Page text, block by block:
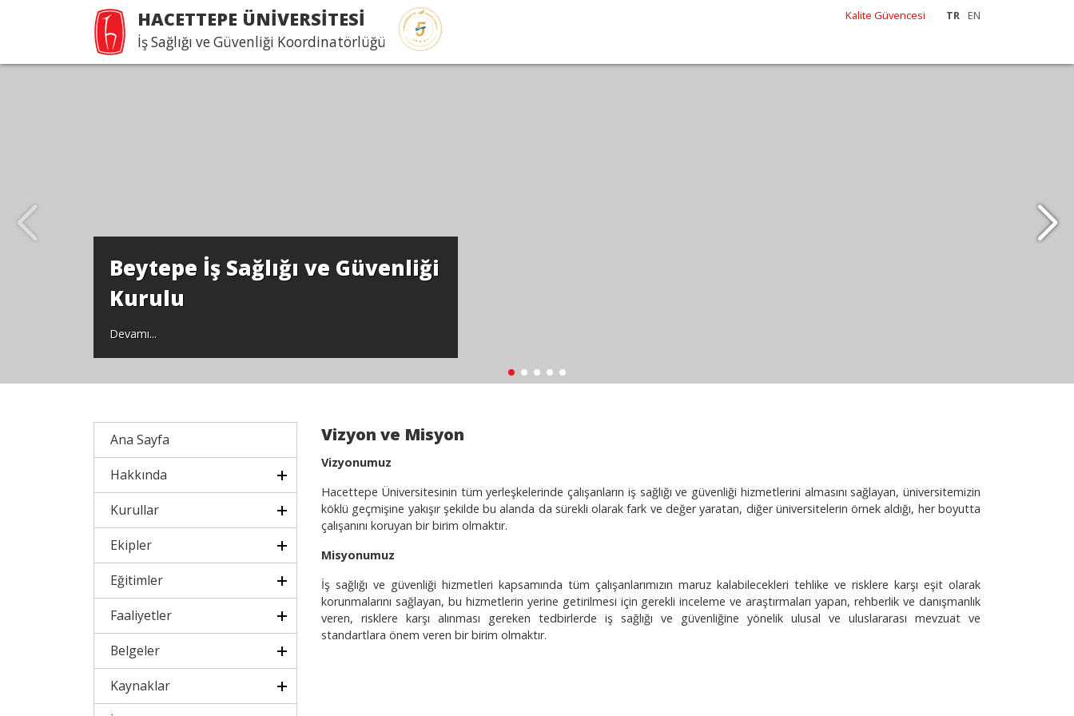
HACETTEPE ÜNİVERSİTESİ
İş Sağlığı ve Güvenliği Koordinatörlüğü
TR EN
Kalite Güvencesi
Beytepe İş Sağlığı ve Güvenliği
Kurulu
Devamı...
Ana Sayfa
Hakkında
Kurullar
Ekipler
Eğitimler
Faaliyetler
Belgeler
Kaynaklar
Vizyon ve Misyon
Vizyonumuz
Hacettepe Üniversitesinin tüm yerleşkelerinde çalışanların iş sağlığı ve güvenliği hizmetlerini almasını sağlayan, üniversitemizin
köklü geçmişine yakışır şekilde bu alanda da sürekli olarak fark ve değer yaratan, diğer üniversitelerin örnek aldığı, her boyutta
çalışanını koruyan bir birim olmaktır.
Misyonumuz
İş sağlığı ve güvenliği hizmetleri kapsamında tüm çalışanlarımızın maruz kalabilecekleri tehlike ve risklere karşı eşit olarak
korunmalarını sağlayan, bu hizmetlerin yerine getirilmesi için gerekli inceleme ve araştırmaları yapan, rehberlik ve danışmanlık
veren, risklere karşı alınması gereken tedbirlerde iş sağlığı ve güvenliğine yönelik ulusal ve uluslararası mevzuat ve
standartlara önem veren bir birim olmaktır.